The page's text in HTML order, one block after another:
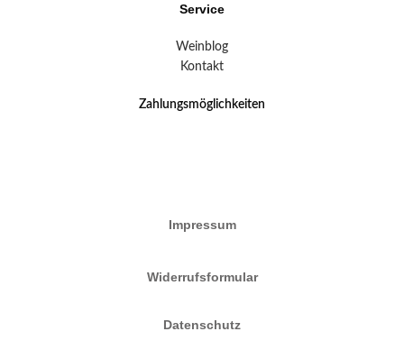
Service
Weinblog
Kontakt
Zahlungsmöglichkeiten
Impressum
Widerrufsformular
Datenschutz